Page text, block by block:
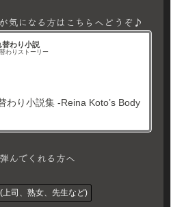
気になる方はこちらへどうぞ♪
替わり小説
わりストーリー
わり小説集 -Reina Koto’s Body
んでくれる方へ
上司、熟女、先生など)